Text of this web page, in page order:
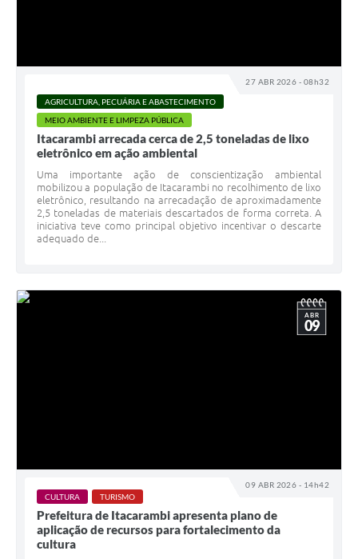
27 ABR 2026 - 08h32
AGRICULTURA, PECUÁRIA E ABASTECIMENTO
MEIO AMBIENTE E LIMPEZA PÚBLICA
Itacarambi arrecada cerca de 2,5 toneladas de lixo
eletrônico em ação ambiental
Uma importante ação de conscientização ambiental
mobilizou a população de Itacarambi no recolhimento de lixo
eletrônico, resultando na arrecadação de aproximadamente
2,5 toneladas de materiais descartados de forma correta. A
iniciativa teve como principal objetivo incentivar o descarte
adequado de...
09 ABR 2026 - 14h42
ABR
09
CULTURA TURISMO
Prefeitura de Itacarambi apresenta plano de
aplicação de recursos para fortalecimento da
cultura